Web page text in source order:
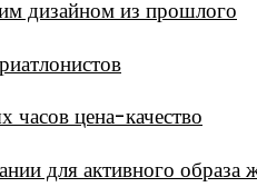
дизайном из прошлого
цена-качество
для активного образа